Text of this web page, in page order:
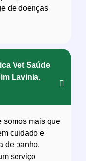
de doenças
Vet Saúde
Lavinia,
somos mais que
cuidado e
de banho,
serviço